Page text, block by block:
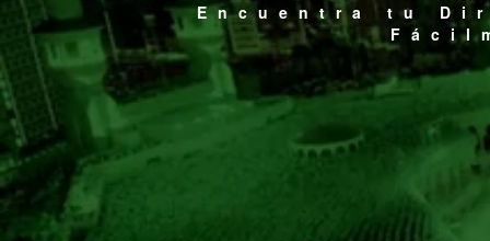
Encuentra tu